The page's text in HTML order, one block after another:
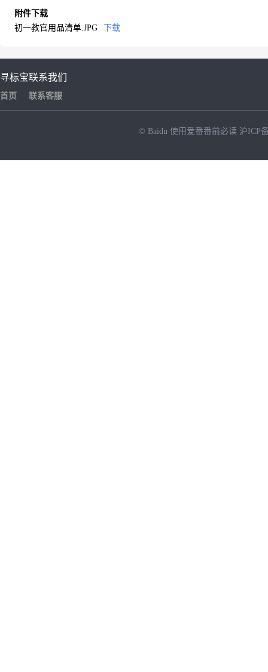
附件下载
初一教官用品清单.JPG
下载
寻标宝
首页
联系我们
联系客服
© Baidu 使用爱番番前必读 沪ICP